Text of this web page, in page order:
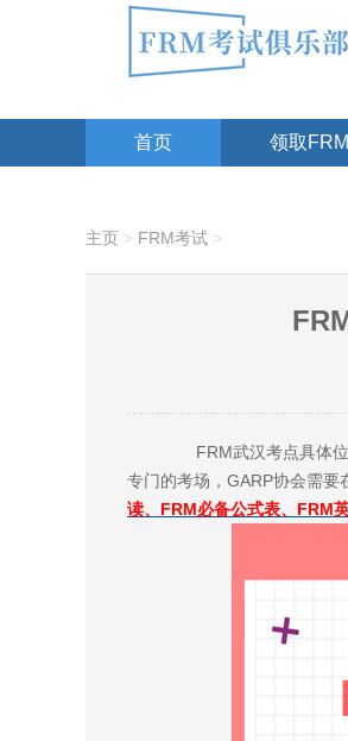
首页 领取
主页 > FRM考试 >
FRM武汉考点具体位
专门的考场，GARP协会需要
读、FRM必备公式表、FRM